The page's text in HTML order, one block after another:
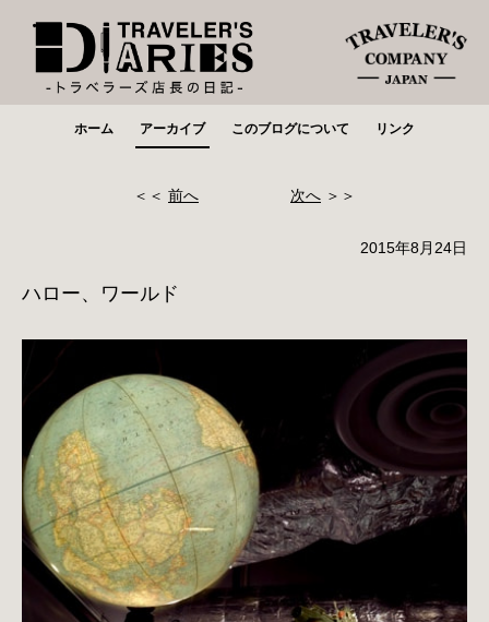
ホーム アーカイブ このブログについて リンク
＜＜ 前へ 次へ ＞＞
2015年8月24日
ハロー、ワールド